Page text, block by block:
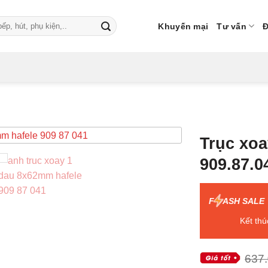
Khuyến mại Tư vấn
Trục
F ASH SALE
Kết